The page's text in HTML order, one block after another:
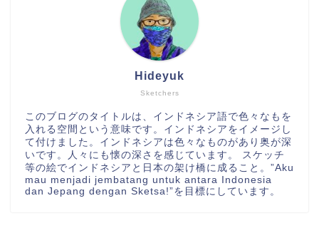
Sketchers
Hideyuk
このブログのタイトルは、インドネシア語で色々なもを
入れる空間という意味です。インドネシアをイメージし
て付けました。インドネシアは色々なものがあり奥が深
いです。人々にも懐の深さを感じています。 スケッチ
等の絵でインドネシアと日本の架け橋に成ること。”Aku
mau menjadi jembatang untuk antara Indonesia
dan Jepang dengan Sketsa!”を目標にしています。